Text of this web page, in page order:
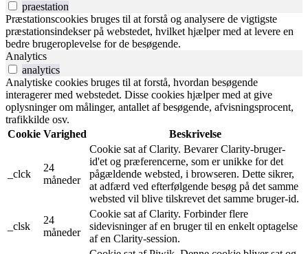
praestation
Præstationscookies bruges til at forstå og analysere de vigtigste
præstationsindekser på webstedet, hvilket hjælper med at levere en
bedre brugeroplevelse for de besøgende.
Analytics
analytics
Analytiske cookies bruges til at forstå, hvordan besøgende
interagerer med webstedet. Disse cookies hjælper med at give
oplysninger om målinger, antallet af besøgende, afvisningsprocent,
trafikkilde osv.
Cookie Varighed Beskrivelse
_clck
24
måneder
Cookie sat af Clarity. Bevarer Clarity-bruger-
id'et og præferencerne, som er unikke for det
pågældende websted, i browseren. Dette sikrer,
at adfærd ved efterfølgende besøg på det samme
websted vil blive tilskrevet det samme bruger-id.
_clsk
24
måneder
Cookie sat af Clarity. Forbinder flere
sidevisninger af en bruger til en enkelt optagelse
af en Clarity-session.